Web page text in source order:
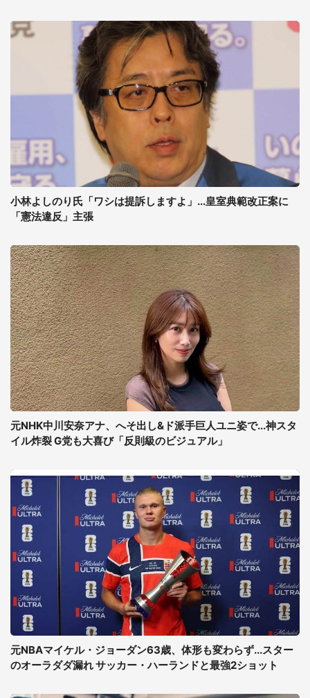
小林よしのり氏「ワシは提訴しますよ」...皇室典範改正案に
「憲法違反」主張
元NHK中川安奈アナ、へそ出し&ド派手巨人ユニ姿で...神スタ
イル炸裂 G党も大喜び「反則級のビジュアル」
元NBAマイケル・ジョーダン63歳、体形も変わらず...スター
のオーラダダ漏れ サッカー・ハーランドと最強2ショット